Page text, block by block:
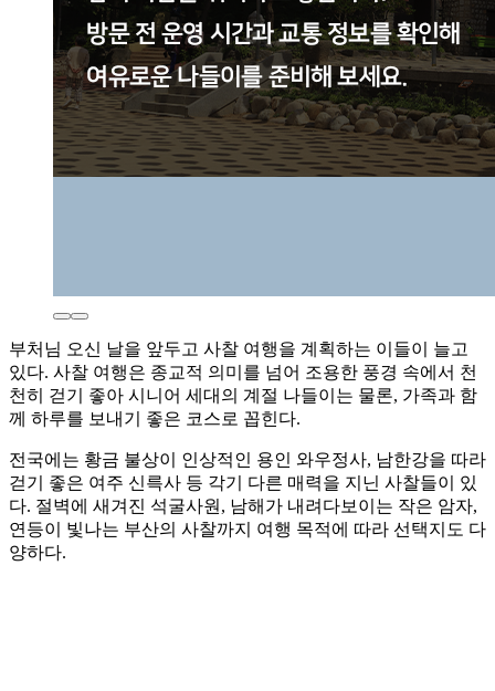
부처님 오신 날을 앞두고 사찰 여행을 계획하는 이들이 늘고
있다. 사찰 여행은 종교적 의미를 넘어 조용한 풍경 속에서 천
천히 걷기 좋아 시니어 세대의 계절 나들이는 물론, 가족과 함
께 하루를 보내기 좋은 코스로 꼽힌다.
전국에는 황금 불상이 인상적인 용인 와우정사, 남한강을 따라
걷기 좋은 여주 신륵사 등 각기 다른 매력을 지닌 사찰들이 있
다. 절벽에 새겨진 석굴사원, 남해가 내려다보이는 작은 암자,
연등이 빛나는 부산의 사찰까지 여행 목적에 따라 선택지도 다
양하다.